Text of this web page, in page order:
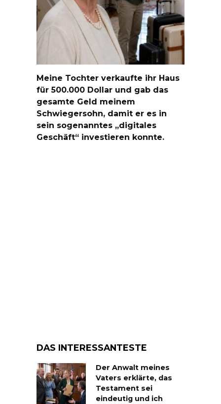
Meine Tochter verkaufte ihr Haus
für 500.000 Dollar und gab das
gesamte Geld meinem
Schwiegersohn, damit er es in
sein sogenanntes „digitales
Geschäft“ investieren konnte.
DAS INTERESSANTESTE
Der Anwalt meines
Vaters erklärte, das
Testament sei
eindeutig und ich